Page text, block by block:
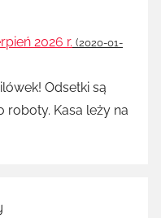
2026 r. (2020-01-
Odsetki są
roboty. Kasa leży na